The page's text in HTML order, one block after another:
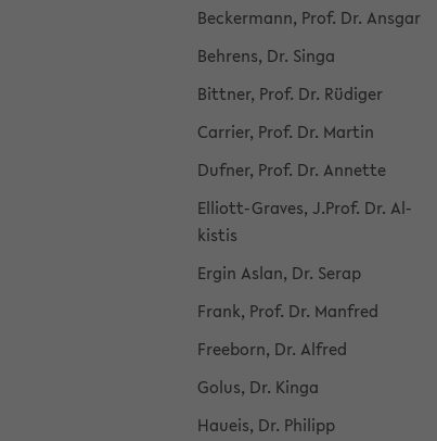
Be­cker­mann, Prof. Dr. Ans­gar
Beh­rens, Dr. Singa
Bitt­ner, Prof. Dr. Rü­di­ger
Car­ri­er, Prof. Dr. Mar­tin
Duf­ner, Prof. Dr. An­net­te
Elliott-​Graves, J.Prof. Dr. Al­
kis­tis
Ergin Aslan, Dr. Serap
Frank, Prof. Dr. Man­fred
Free­born, Dr. Al­fred
Golus, Dr. Kinga
Hau­eis, Dr. Phil­ipp